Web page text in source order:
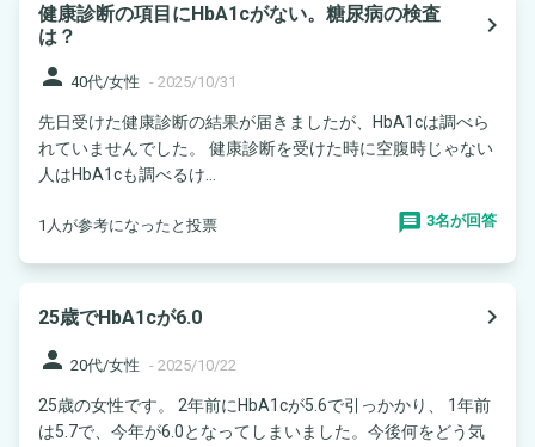
健康診断の項目にHbA1cがない。糖尿病の検査
は？
navigate_next
person 40代/女性 - 2025/10/31
先日受けた健康診断の結果が届きましたが、HbA1cは調べら
れていませんでした。 健康診断を受けた時に空腹時じゃない
人はHbA1cも調べるけ...
1人が参考になったと投票 3名が回答
25歳でHbA1cが6.0
navigate_next
person 20代/女性 - 2025/10/22
25歳の女性です。 2年前にHbA1cが5.6で引っかかり、 1年前
は5.7で、今年が6.0となってしまいました。今後何をどう気